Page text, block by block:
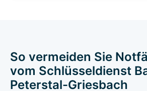
So vermeiden Sie
vom Schlüsseldienst
Peterstal-Griesbach